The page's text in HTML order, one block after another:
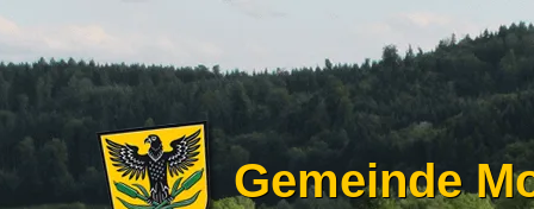
Gemeinde